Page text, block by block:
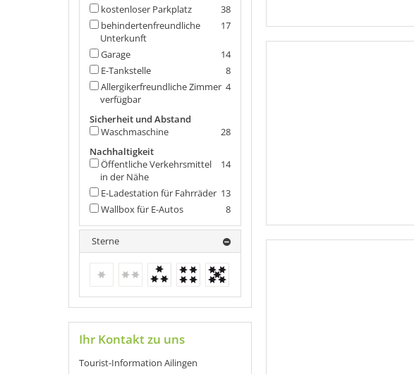
38
kostenloser Parkplatz
17
behindertenfreundliche
Unterkunft
14
Garage
8
E-Tankstelle
4
Allergikerfreundliche Zimmer
verfügbar
Sicherheit und Abstand
28
Waschmaschine
Nachhaltigkeit
14
Öffentliche Verkehrsmittel
in der Nähe
13
E-Ladestation für Fahrräder
8
Wallbox für E-Autos
Sterne
keine weiteren Treffer
keine weiteren Treffer
3 Sterne 4 Sterne5 Sterne
Ihr Kontakt zu uns
Tourist-Information Ailingen